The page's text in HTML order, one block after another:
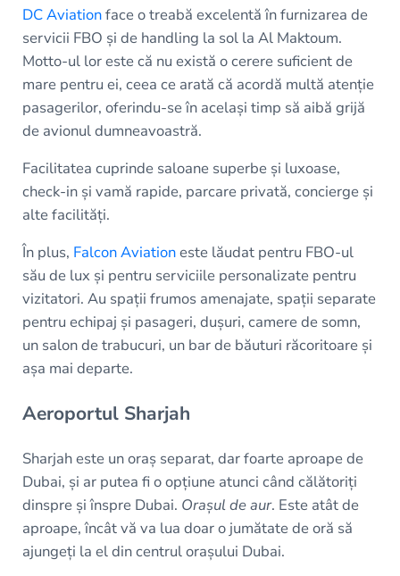
DC Aviationface o treabă excelentă în furnizarea de
servicii FBO și de handling la sol la Al Maktoum.
Motto-ul lor este că nu există o cerere suficient de
mare pentru ei, ceea ce arată că acordă multă atenție
pasagerilor, oferindu-se în același timp să aibă grijă
de avionul dumneavoastră.
Facilitatea cuprinde saloane superbe și luxoase,
check-in și vamă rapide, parcare privată, concierge și
alte facilități.
În plus, Falcon Aviationeste lăudat pentru FBO-ul
său de lux și pentru serviciile personalizate pentru
vizitatori. Au spații frumos amenajate, spații separate
pentru echipaj și pasageri, dușuri, camere de somn,
un salon de trabucuri, un bar de băuturi răcoritoare și
așa mai departe.
Aeroportul Sharjah
Sharjah este un oraș separat, dar foarte aproape de
Dubai, și ar putea fi o opțiune atunci când călătoriți
dinspre și înspre Dubai. Orașul de aur. Este atât de
aproape, încât vă va lua doar o jumătate de oră să
ajungeți la el din centrul orașului Dubai.